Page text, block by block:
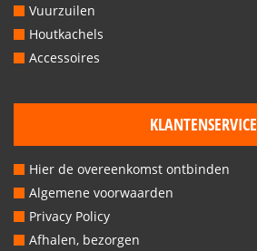
Vuurzuilen
Houtkachels
Accessoires
KLANTENSERVICE
Hier de overeenkomst ontbinden
Algemene voorwaarden
Privacy Policy
Afhalen, bezorgen